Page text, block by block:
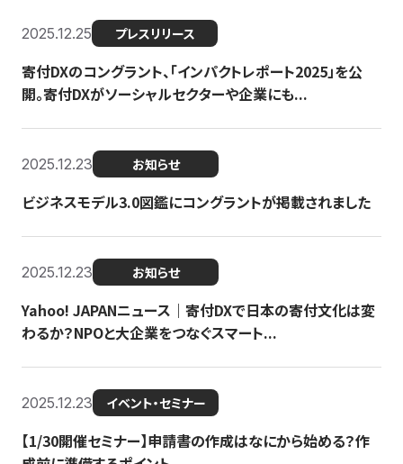
2025.12.25 プレスリリース
寄付DXのコングラント、「インパクトレポート2025」を公
開。寄付DXがソーシャルセクターや企業にも...
2025.12.23 お知らせ
ビジネスモデル3.0図鑑にコングラントが掲載されました
2025.12.23 お知らせ
Yahoo! JAPANニュース｜寄付DXで日本の寄付文化は変
わるか？NPOと大企業をつなぐスマート...
2025.12.23 イベント・セミナー
【1/30開催セミナー】申請書の作成はなにから始める？作